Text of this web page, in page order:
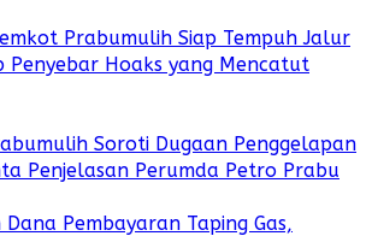
Prabumulih Siap Tempuh Jalur
Penyebar Hoaks yang Mencatut
Soroti Dugaan Penggelapan
Penjelasan Perumda Petro Prabu
Pembayaran Taping Gas,